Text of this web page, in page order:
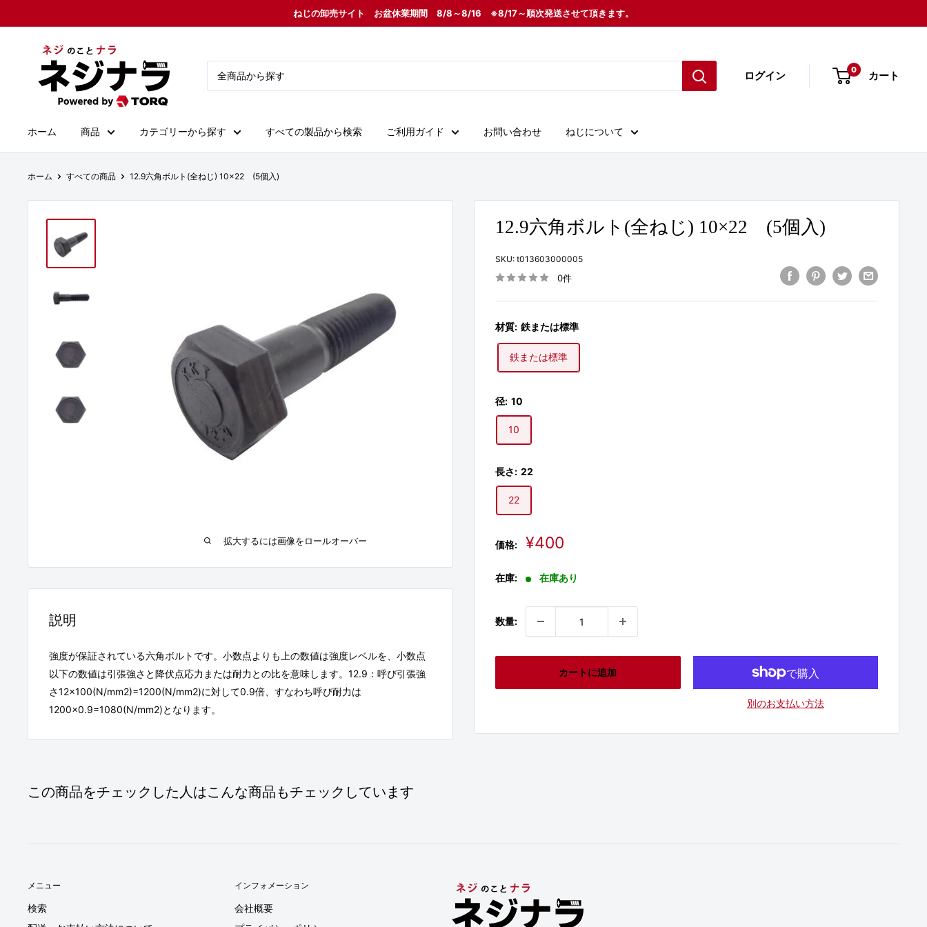
ン
ッ
ねじの卸売サイト お盆休業期間 8/8～8/16 ※8/17～順次発送させて頂きます。
ログイン 0 カート
ホーム 商品 カテゴリーから探す すべての製品から検索 ご利用ガイド お問い合わせ ねじについて
ホーム すべての商品 12.9六角ボルト(全ねじ) 10×22 (5個入)
拡大するには画像をロールオーバー
12.9六角ボルト(全ねじ) 10×22 (5個入)
SKU: t013603000005
0件
材質: 鉄または標準
鉄または標準
径: 10
10
長さ: 22
22
価格:
販
価
¥400
在庫: 在庫あり
数量:
カートに追加
別のお支払い方法
説明
強度が保証されている六角ボルトです。小数点よりも上の数値は強度レベルを、小数点
以下の数値は引張強さと降伏点応力または耐力との比を意味します。12.9：呼び引張強
さ12×100(N/mm2)=1200(N/mm2)に対して0.9倍、すなわち呼び耐力は
1200×0.9=1080(N/mm2)となります。
この商品をチェックした人はこんな商品もチェックしています
メニュー
検索
インフォメーション
会社概要